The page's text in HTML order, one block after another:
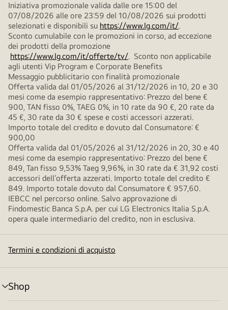
Iniziativa promozionale valida dalle ore 15:00 del
07/08/2026 alle ore 23:59 del 10/08/2026 sui prodotti
selezionati e disponibili su https://www.lg.com/it/.
Sconto cumulabile con le promozioni in corso, ad eccezione
dei prodotti della promozione
https://www.lg.com/it/offerte/tv/. Sconto non applicabile
agli utenti Vip Program e Corporate Benefits
Messaggio pubblicitario con finalità promozionale
Offerta valida dal 01/05/2026 al 31/12/2026 in 10, 20 e 30
mesi come da esempio rappresentativo: Prezzo del bene €
900, TAN fisso 0%, TAEG 0%, in 10 rate da 90 €, 20 rate da
45 €, 30 rate da 30 € spese e costi accessori azzerati.
Importo totale del credito e dovuto dal Consumatore: €
900,00
Offerta valida dal 01/05/2026 al 31/12/2026 in 20, 30 e 40
mesi come da esempio rappresentativo: Prezzo del bene €
849, Tan fisso 9,53% Taeg 9,96%, in 30 rate da € 31,92 costi
accessori dell’offerta azzerati. Importo totale del credito €
849. Importo totale dovuto dal Consumatore € 957,60.
IEBCC nel percorso online. Salvo approvazione di
Findomestic Banca S.p.A. per cui LG Electronics Italia S.p.A.
opera quale intermediario del credito, non in esclusiva.
Termini e condizioni di acquisto
Shop
Attivazione
menu